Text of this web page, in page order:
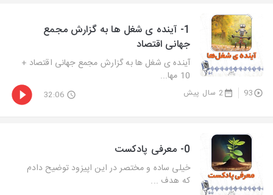
1- آینده ی شغل ها به گزارش مجمع
جهانی اقتصاد
آینده ی شغل ها به گزارش مجمع جهانی اقتصاد +
10 مها...
93 2 سال پیش 32:06
0- معرفی پادکست
خیلی ساده و مختصر در این اپیزود توضیح دادم
که هدف ...